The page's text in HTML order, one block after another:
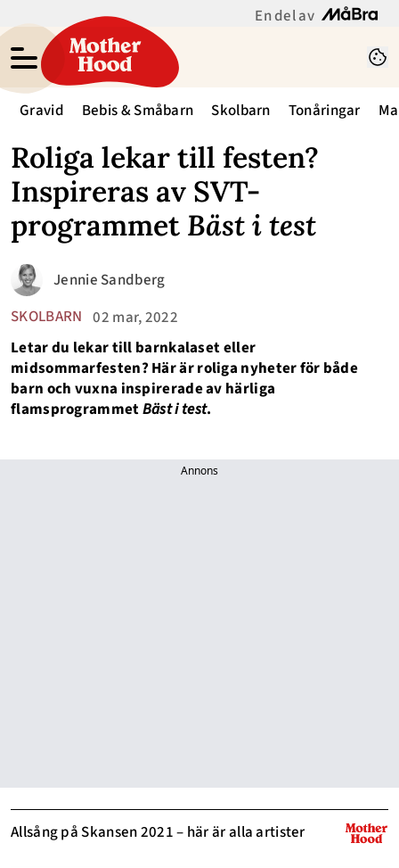
En del av
Gravid Bebis & Småbarn Skolbarn Tonåringar
Roliga lekar till festen?
Inspireras av SVT-
programmet Bäst i test
SKOLBARN 02 mar, 2022
Jennie Sandberg
Letar du lekar till barnkalaset eller
midsommarfesten? Här är roliga nyheter för både
barn och vuxna inspirerade av härliga
flamsprogrammetBäst i test.
Annons
Allsång på Skansen 2021 – här är alla artister